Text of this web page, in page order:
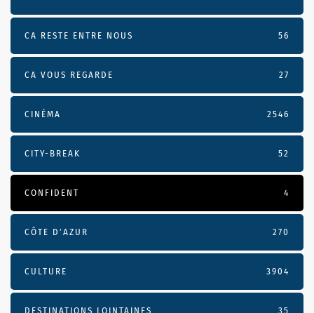
CA RESTE ENTRE NOUS 56
CA VOUS REGARDE 27
CINÉMA 2546
CITY-BREAK 52
CONFIDENT 4
CÔTE D’AZUR 270
CULTURE 3904
DESTINATIONS LOINTAINES 35